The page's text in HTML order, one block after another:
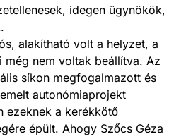
idegen ügynökök,
alakítható volt a helyzet, a
még nem voltak beállítva. Az
síkon megfogalmazott és
autonómiaprojekt
ezeknek a kerékkötő
épült. Ahogy Szőcs Géza